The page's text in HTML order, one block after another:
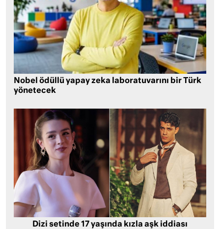
Nobel ödüllü yapay zeka laboratuvarını bir Türk
yönetecek
Dizi setinde 17 yaşında kızla aşk iddiası